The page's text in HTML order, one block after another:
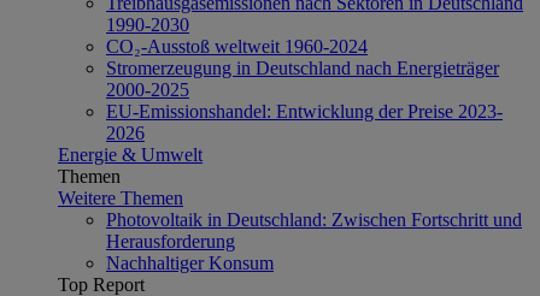
1990-2030
CO₂-Ausstoß weltweit 1960-2024
Stromerzeugung in Deutschland nach Energieträger
2000-2025
EU-Emissionshandel: Entwicklung der Preise 2023-
2026
Energie & Umwelt
Themen
Weitere Themen
Photovoltaik in Deutschland: Zwischen Fortschritt und
Herausforderung
Nachhaltiger Konsum
Top Report